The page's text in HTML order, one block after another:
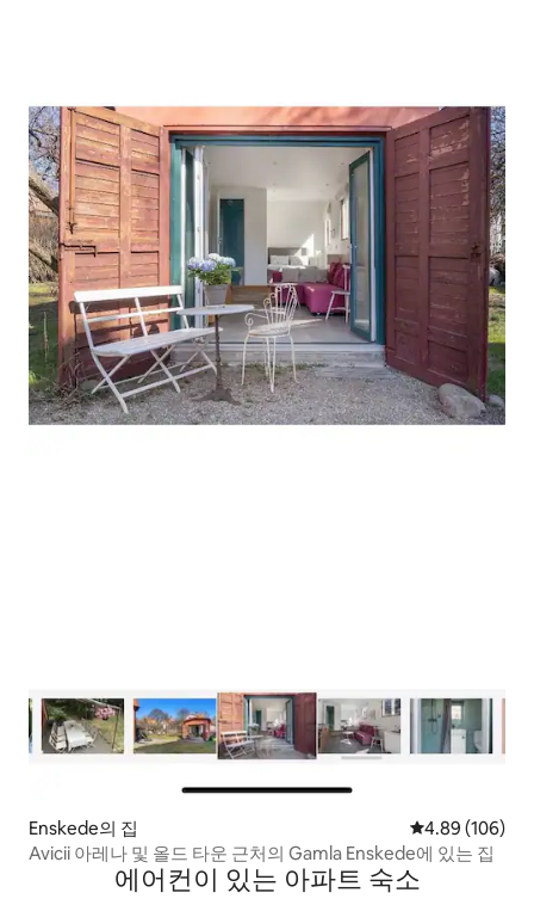
Enskede의 집 평점 4.89점(5
4.89 (106)
Avicii 아레나 및 올드 타운 근처의 Gamla Enskede에 있는 집
에어컨이 있는 아파트 숙소